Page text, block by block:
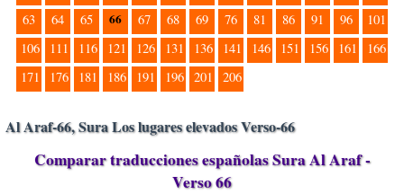
63
64 65 66 67 68 69 76 81 86 91 96
101
106
111 116 121 126 131 136 141 146 151 156 161
166
171
176 181 186 191 196 201 206
Al Araf-66, Sura Los lugares elevados Verso-66
Comparar traducciones españolas Sura Al Araf -
Verso 66